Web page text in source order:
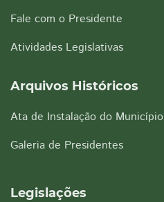
Fale com o Presidente
Atividades Legislativas
Arquivos Históricos
Ata de Instalação do Município
Galeria de Presidentes
Legislações